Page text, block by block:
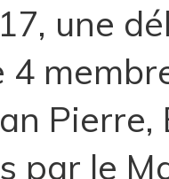
une
4
par le